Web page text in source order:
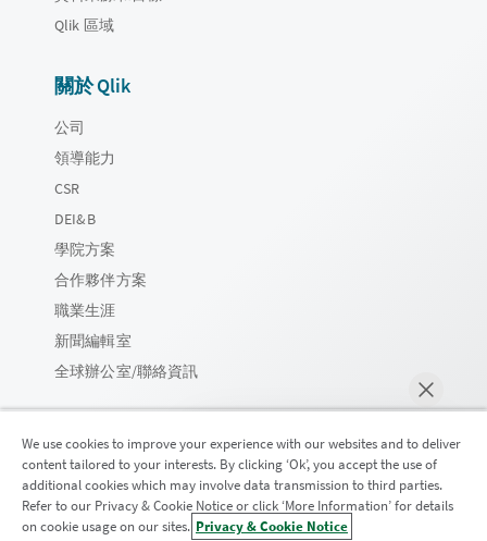
Qlik 區域
關於 Qlik
公司
領導能力
CSR
DEI&B
學院方案
合作夥伴方案
職業生涯
新聞編輯室
全球辦公室/聯絡資訊
Qlik 社群
We use cookies to improve your experience with our websites and to deliver
content tailored to your interests. By clicking ‘Ok’, you accept the use of
additional cookies which may involve data transmission to third parties.
Refer to our Privacy & Cookie Notice or click ‘More Information’ for details
on cookie usage on our sites. Privacy & Cookie Notice